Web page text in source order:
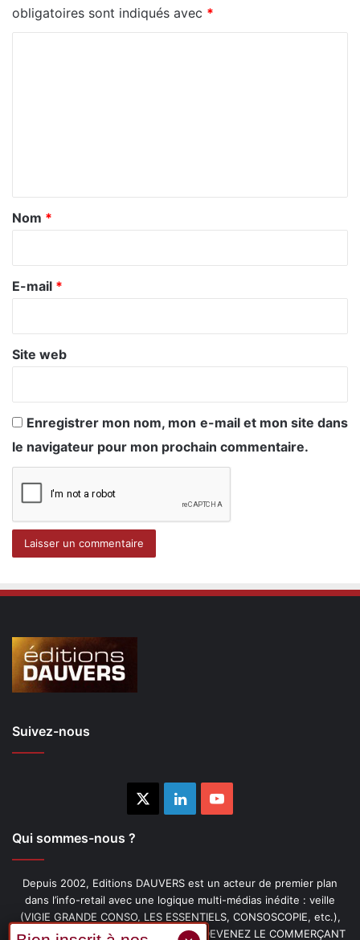
obligatoires sont indiqués avec *
a
e
Nom *
E-mail *
Site web
Enregistrer mon nom, mon e-mail et mon site dans
le navigateur pour mon prochain commentaire.
Suivez-nous
LinkedinYouTube
Qui sommes-nous ?
Depuis 2002, Editions DAUVERS est un acteur de premier plan
dans l’info-retail avec une logique multi-médias inédite : veille
(VIGIE GRANDE CONSO, LES ESSENTIELS, CONSOSCOPIE, etc.),
livres (PENSER-CLIENT, IMAGE-PRIX, DEVENEZ LE COMMERÇANT